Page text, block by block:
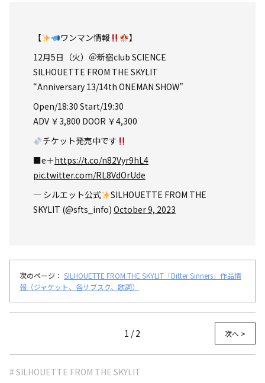
【 ワンマン情報
】
12月5日（火）＠新宿club SCIENCE
SILHOUETTE FROM THE SKYLIT
“Anniversary 13/14th ONEMAN SHOW”
Open/18:30 Start/19:30
ADV ￥3,800 DOOR ￥4,300
チケット発売中です
■e＋https://t.co/n82Vyr9hL4
pic.twitter.com/RL8VdOrUde
— シルエット公式
SILHOUETTE FROM THE
SKYLIT (@sfts_info) October 9, 2023
次のページ： SILHOUETTE FROM THE SKYLIT「Bitter Sinners」作品情
報（ジャケット、各サブスク、歌詞）
1 / 2 次へ >
# SILHOUETTE FROM THE SKYLIT